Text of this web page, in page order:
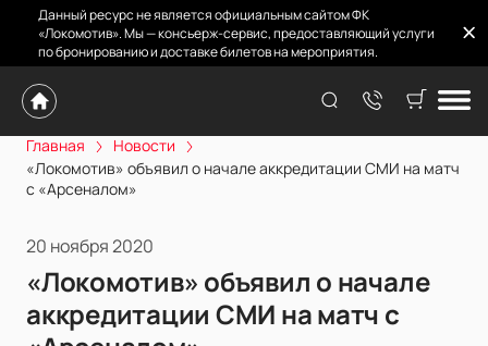
Данный ресурс не является официальным сайтом ФК
«Локомотив». Мы — консьерж-сервис, предоставляющий услуги
по бронированию и доставке билетов на мероприятия.
Главная
Новости
«Локомотив» объявил о начале аккредитации СМИ на матч
с «Арсеналом»
20 ноября 2020
«Локомотив» объявил о начале
аккредитации СМИ на матч с